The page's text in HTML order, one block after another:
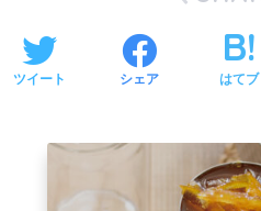
ツイート シェア はてブ